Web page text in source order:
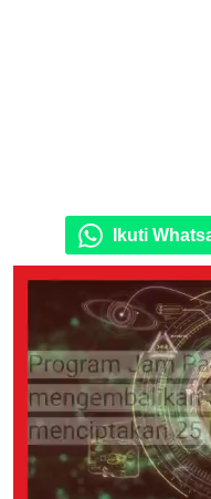
Ikuti